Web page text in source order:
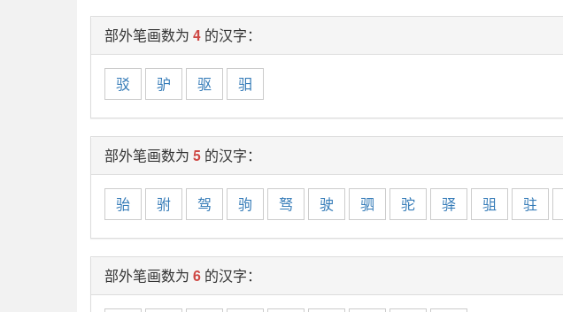
部外笔画数为 4 的汉字：
驳 驴 驱 驲
部外笔画数为 5 的汉字：
骀 驸 驾 驹 驽 驶 驷 驼 驿 驵 驻
部外笔画数为 6 的汉字：